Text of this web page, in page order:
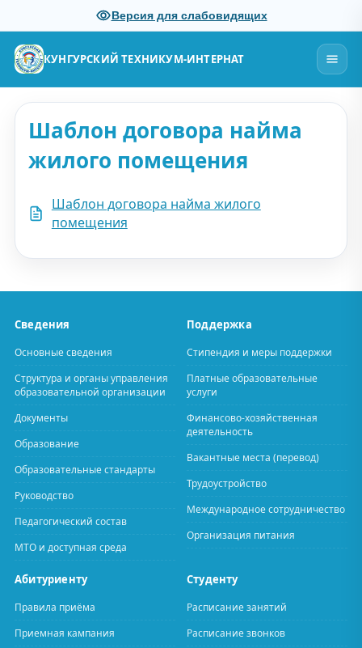
Версия для слабовидящих
КУНГУРСКИЙ ТЕХНИКУМ-ИНТЕРНАТ
Шаблон договора найма
жилого помещения
Шаблон договора найма жилого
помещения
Сведения
Основные сведения
Структура и органы управления
образовательной организации
Документы
Образование
Образовательные стандарты
Руководство
Педагогический состав
МТО и доступная среда
Поддержка
Стипендия и меры поддержки
Платные образовательные
услуги
Финансово-хозяйственная
деятельность
Вакантные места (перевод)
Трудоустройство
Международное сотрудничество
Организация питания
Абитуриенту
Правила приёма
Приемная кампания
Студенту
Расписание занятий
Расписание звонков